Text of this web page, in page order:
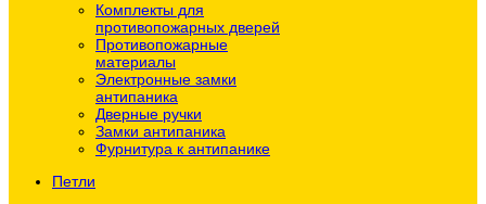
Комплекты для
противопожарных дверей
Противопожарные
материалы
Электронные замки
антипаника
Дверные ручки
Замки антипаника
Фурнитура к антипанике
Петли